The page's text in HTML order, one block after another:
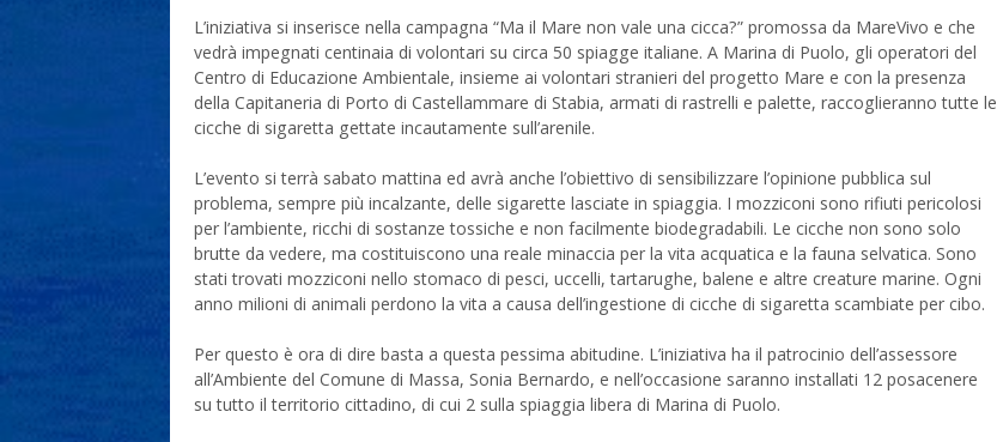
L’iniziativa si inserisce nella campagna “Ma il Mare non vale una cicca?” promossa da MareVivo e che
vedrà impegnati centinaia di volontari su circa 50 spiagge italiane. A Marina di Puolo, gli operatori del
Centro di Educazione Ambientale, insieme ai volontari stranieri del progetto Mare e con la presenza
della Capitaneria di Porto di Castellammare di Stabia, armati di rastrelli e palette, raccoglieranno tutte le
cicche di sigaretta gettate incautamente sull’arenile.
L’evento si terrà sabato mattina ed avrà anche l’obiettivo di sensibilizzare l’opinione pubblica sul
problema, sempre più incalzante, delle sigarette lasciate in spiaggia. I mozziconi sono rifiuti pericolosi
per l’ambiente, ricchi di sostanze tossiche e non facilmente biodegradabili. Le cicche non sono solo
brutte da vedere, ma costituiscono una reale minaccia per la vita acquatica e la fauna selvatica. Sono
stati trovati mozziconi nello stomaco di pesci, uccelli, tartarughe, balene e altre creature marine. Ogni
anno milioni di animali perdono la vita a causa dell’ingestione di cicche di sigaretta scambiate per cibo.
Per questo è ora di dire basta a questa pessima abitudine. L’iniziativa ha il patrocinio dell’assessore
all’Ambiente del Comune di Massa, Sonia Bernardo, e nell’occasione saranno installati 12 posacenere
su tutto il territorio cittadino, di cui 2 sulla spiaggia libera di Marina di Puolo.